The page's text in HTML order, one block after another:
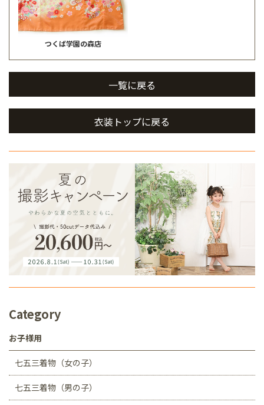
つくば学園の森店
一覧に戻る
衣装トップに戻る
Category
お子様用
七五三着物（女の子）
七五三着物（男の子）